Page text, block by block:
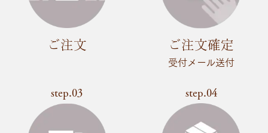
ご注文 ご注文確定
受付メール送付
step.03 step.04